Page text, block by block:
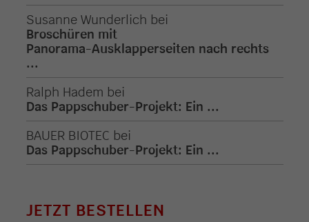
Susanne Wunderlich bei
Broschüren mit
Panorama-Ausklapperseiten nach rechts
...
Ralph Hadem bei
Das Pappschuber-Projekt: Ein ...
BAUER BIOTEC bei
Das Pappschuber-Projekt: Ein ...
JETZT BESTELLEN